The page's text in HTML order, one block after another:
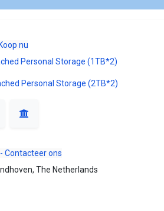
Koop nu
Personal Storage (1TB*2)
Personal Storage (2TB*2)
- Contacteer ons
The Netherlands